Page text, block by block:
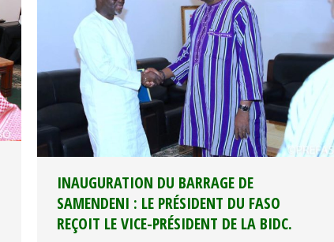
INAUGURATION DU BARRAGE DE
SAMENDENI : LE PRÉSIDENT DU FASO
REÇOIT LE VICE-PRÉSIDENT DE LA BIDC.